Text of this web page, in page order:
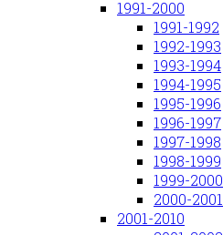
1991-2000
1991-1992
1992-1993
1993-1994
1994-1995
1995-1996
1996-1997
1997-1998
1998-1999
1999-2000
2000-2001
2001-2010